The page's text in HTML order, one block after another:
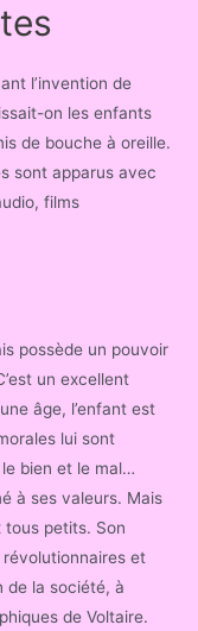
l’invention de
on les enfants
de bouche à oreille.
sont apparus avec
films
possède un pouvoir
un excellent
âge, l’enfant est
lui sont
bien et le mal…
à ses valeurs. Mais
tous petits. Son
et
de la société, à
de Voltaire.